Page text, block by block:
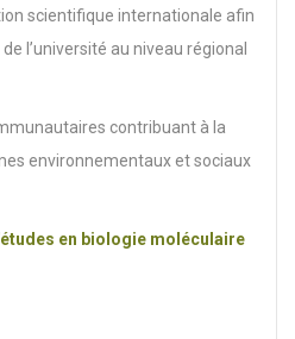
scientifique internationale afin
l’université au niveau régional
contribuant à la
environnementaux et sociaux
en biologie moléculaire